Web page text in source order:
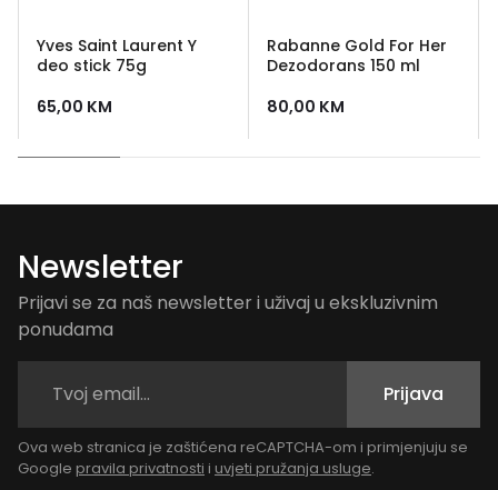
Yves Saint Laurent Y
deo stick 75g
65,00 KM
Rabanne Gold For Her
Dezodorans 150 ml
80,00 KM
Newsletter
Prijavi se za naš newsletter i uživaj u ekskluzivnim
ponudama
Prijava
Ova web stranica je zaštićena reCAPTCHA-om i primjenjuju se
Google pravila privatnosti i uvjeti pružanja usluge.